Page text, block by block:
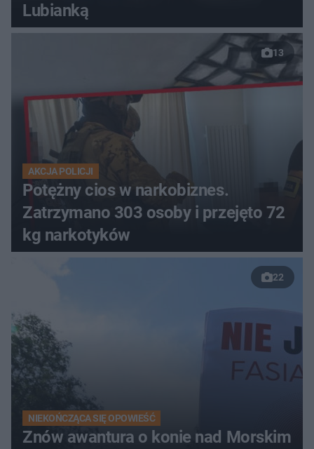
Lubianką
13
AKCJA POLICJI
Potężny cios w narkobiznes.
Zatrzymano 303 osoby i przejęto 72
kg narkotyków
22
NIEKOŃCZĄCA SIĘ OPOWIEŚĆ
Znów awantura o konie nad Morskim